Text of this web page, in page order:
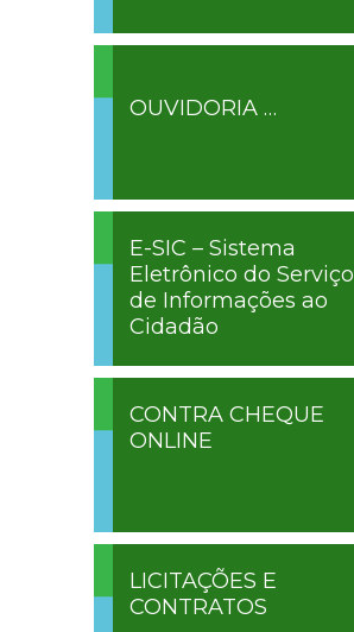
OUVIDORIA …
E-SIC – Sistema
Eletrônico do Serviço
de Informações ao
Cidadão
CONTRA CHEQUE
ONLINE
LICITAÇÕES E
CONTRATOS